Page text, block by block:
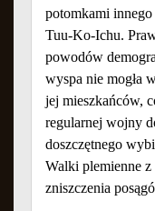
potomkami
Tuu-Ko-Ichu.
powodów
wyspa nie mogła
jej mieszkańców,
regularnej wojny
doszczętnego
Walki plemienne
zniszczenia